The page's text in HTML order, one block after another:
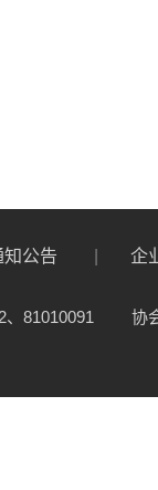
知公告 企
81010091 协